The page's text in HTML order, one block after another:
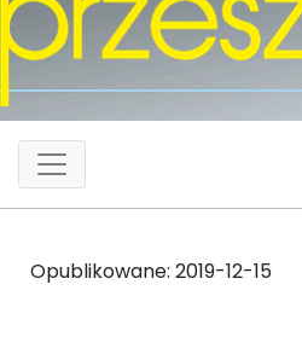
Opublikowane: 2019-12-15